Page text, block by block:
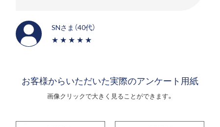
SNさま（40代）
★★★★★
お客様からいただいた実際のアンケート用紙
画像クリックで大きく見ることができます。